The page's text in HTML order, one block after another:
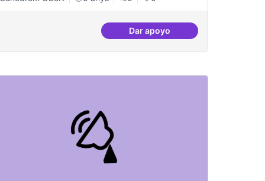
Dar apoyoCultura digital i tradicional